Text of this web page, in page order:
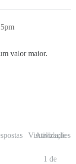
valor maior.
Visualizações
Atividade
1 de